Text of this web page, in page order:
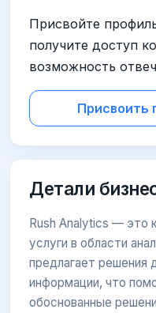
Присвойте
получите доступ
возможность
Присвоить
Детали
Rush Analytics — это
услуги в области
предлагает решения
информации, что
обоснованные